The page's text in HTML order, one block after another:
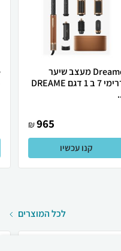
Dreame מעצב שיער
דרימי 7 ב 1 דגם DREAME
965
₪
קנו עכשיו
לכל המוצרים